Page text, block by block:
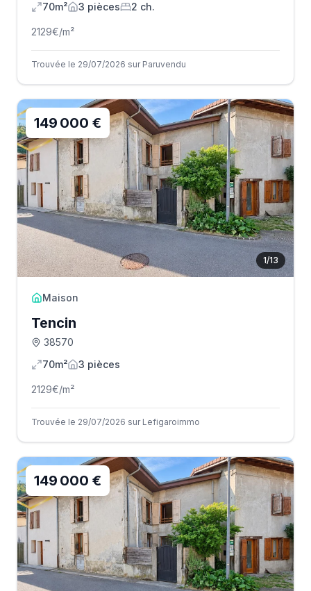
70m² 3 pièces 2 ch.
2129€/m²
Trouvée le 29/07/2026 sur Paruvendu
1/13
149 000 €
Maison
Tencin
38570
70m²
3 pièces
2129€/m²
Trouvée le 29/07/2026 sur Lefigaroimmo
149 000 €